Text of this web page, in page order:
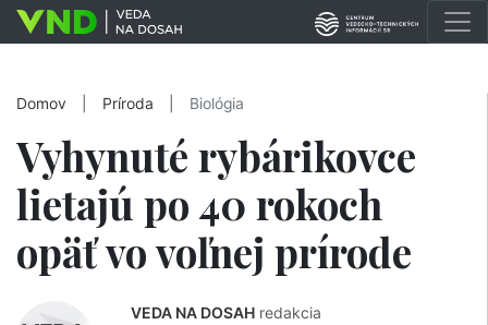
Domov Príroda Biológia
Vyhynuté rybárikovce
lietajú po 40 rokoch
opäť vo voľnej prírode
VEDA NA DOSAH redakcia